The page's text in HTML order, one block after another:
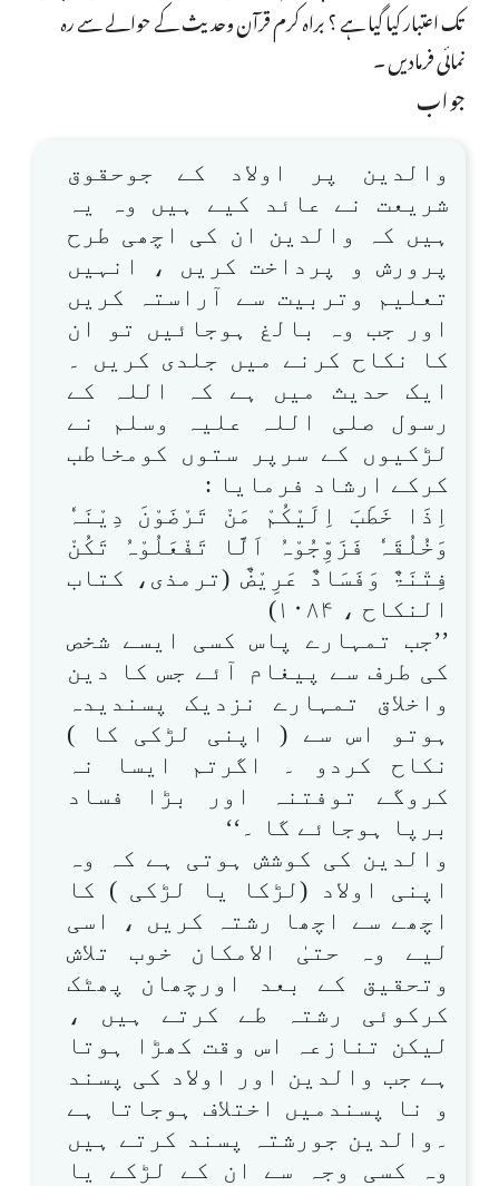
تک اعتبار کیا گیا ہے ؟ براہ کرم قرآن وحدیث کے حوالے سے رہ
نمائی فرمادیں ۔
جواب
والدین پر اولاد کے جوحقوق
شریعت نے عائد کیے ہیں وہ یہ
ہیں کہ والدین ان کی اچھی طرح
پرورش و پرداخت کریں ، انہیں
تعلیم وتربیت سے آراستہ کریں
اور جب وہ بالغ ہوجائیں تو ان
کا نکاح کرنے میں جلدی کریں ۔
ایک حدیث میں ہے کہ اللہ کے
رسول صلی اللہ علیہ وسلم نے
لڑکیوں کے سرپر ستوں کومخاطب
کرکے ارشاد فرمایا :
اِذَا خَطَبَ اِلَیْکُمْ مَنْ تَرْضَوْنَ دِیْنَہٗ
وَخُلُقَہٗ فَزَوِّجُوْہُ اَلَّا تَفْعَلُوْہُ تَکُنْ
فِتْنَۃٌ وَفَسَادٌ عَرِیْضٌ (ترمذی، کتاب
النکاح ، ۱۰۸۴)
’’جب تمہارے پاس کسی ایسے شخص
کی طرف سے پیغام آئے جس کا دین
واخلاق تمہارے نزدیک پسندیدہ
ہوتو اس سے ( اپنی لڑکی کا )
نکاح کردو ۔ اگرتم ایسا نہ
کروگے توفتنہ اور بڑا فساد
برپا ہوجائے گا ۔‘‘
والدین کی کوشش ہوتی ہے کہ وہ
اپنی اولاد (لڑکا یا لڑکی ) کا
اچھے سے اچھا رشتہ کریں ، اسی
لیے وہ حتیٰ الامکان خوب تلاش
وتحقیق کے بعد اورچھان پھٹک
کرکوئی رشتہ طے کرتے ہیں ،
لیکن تنازعہ اس وقت کھڑا ہوتا
ہے جب والدین اور اولاد کی پسند
و نا پسندمیں اختلاف ہوجاتا ہے
۔والدین جورشتہ پسند کرتے ہیں
وہ کسی وجہ سے ان کے لڑکے یا